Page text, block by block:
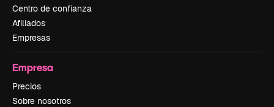
Centro de confianza
Afiliados
Empresas
Empresa
Precios
Sobre nosotros